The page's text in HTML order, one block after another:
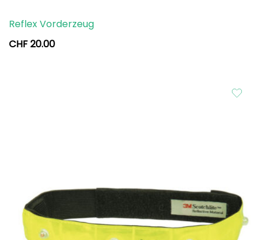
Reflex Vorderzeug
CHF20.00